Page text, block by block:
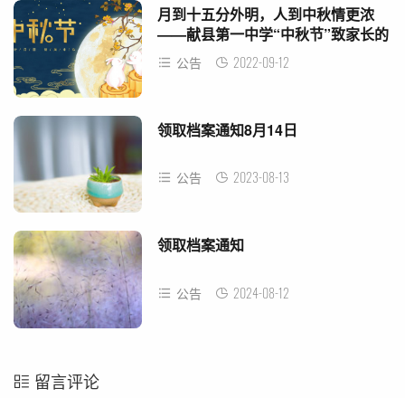
月到十五分外明，人到中秋情更浓
——献县第一中学“中秋节”致家长的
一封信
公告 2022-09-12
领取档案通知8月14日
公告 2023-08-13
领取档案通知
公告 2024-08-12
留言评论